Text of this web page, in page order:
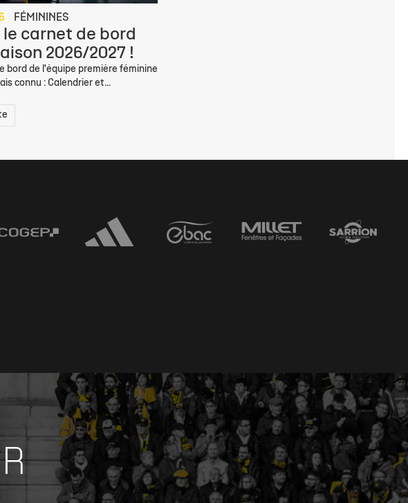
FÉMININES
le carnet de bord
2026/2027 !
bord de l'équipe première féminine
connu : Calendrier et...